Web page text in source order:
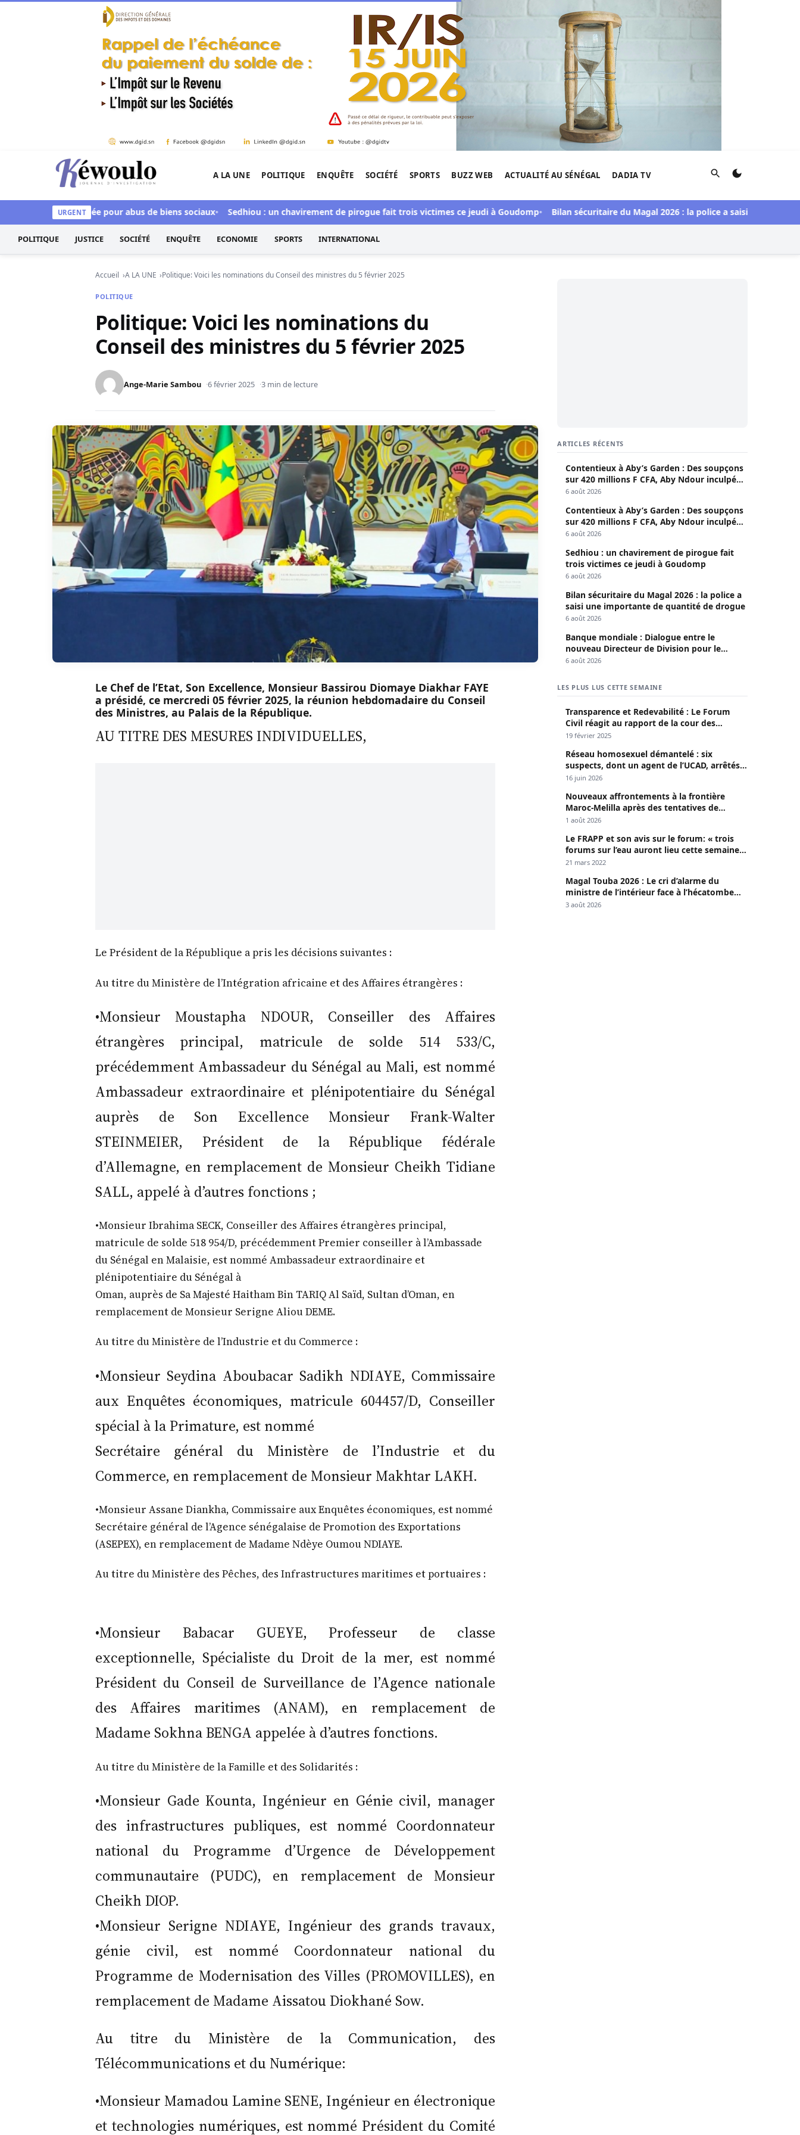
Aller au contenu
Kéwoulo, le premier site d'information et d'investigation de l'Afrique.
A LA UNE POLITIQUE ENQUÊTE SOCIÉTÉ SPORTS BUZZ WEB ACTUALITÉ AU SÉNÉGAL DADIA TV Rechercher
URGENT
Ndour inculpée pour abus de biens sociaux Sedhiou : un chavirement de pirogue fait trois victimes ce jeudi à Goudomp Bilan sécuritaire du Magal 2026 : la police a saisi une importante
POLITIQUE JUSTICE SOCIÉTÉ ENQUÊTE ECONOMIE SPORTS INTERNATIONAL
Accueil A LA UNE Politique: Voici les nominations du Conseil des ministres du 5 février 2025
POLITIQUE
Politique: Voici les nominations du
Conseil des ministres du 5 février 2025
Ange-Marie Sambou 6 février 2025 3 min de lecture
Le Chef de l’Etat, Son Excellence, Monsieur Bassirou Diomaye Diakhar FAYE
a présidé, ce mercredi 05 février 2025, la réunion hebdomadaire du Conseil
des Ministres, au Palais de la République.
AU TITRE DES MESURES INDIVIDUELLES,
Le Président de la République a pris les décisions suivantes :
Au titre du Ministère de l’Intégration africaine et des Affaires étrangères :
•Monsieur Moustapha NDOUR, Conseiller des Affaires
étrangères principal, matricule de solde 514 533/C,
précédemment Ambassadeur du Sénégal au Mali, est nommé
Ambassadeur extraordinaire et plénipotentiaire du Sénégal
auprès de Son Excellence Monsieur Frank-Walter
STEINMEIER, Président de la République fédérale
d’Allemagne, en remplacement de Monsieur Cheikh Tidiane
SALL, appelé à d’autres fonctions ;
•Monsieur Ibrahima SECK, Conseiller des Affaires étrangères principal,
matricule de solde 518 954/D, précédemment Premier conseiller à l’Ambassade
du Sénégal en Malaisie, est nommé Ambassadeur extraordinaire et
plénipotentiaire du Sénégal à
Oman, auprès de Sa Majesté Haitham Bin TARIQ Al Saïd, Sultan d’Oman, en
remplacement de Monsieur Serigne Aliou DEME.
Au titre du Ministère de l’Industrie et du Commerce :
•Monsieur Seydina Aboubacar Sadikh NDIAYE, Commissaire
aux Enquêtes économiques, matricule 604457/D, Conseiller
spécial à la Primature, est nommé
Secrétaire général du Ministère de l’Industrie et du
Commerce, en remplacement de Monsieur Makhtar LAKH.
•Monsieur Assane Diankha, Commissaire aux Enquêtes économiques, est nommé
Secrétaire général de l’Agence sénégalaise de Promotion des Exportations
(ASEPEX), en remplacement de Madame Ndèye Oumou NDIAYE.
Au titre du Ministère des Pêches, des Infrastructures maritimes et portuaires :
•Monsieur Babacar GUEYE, Professeur de classe
exceptionnelle, Spécialiste du Droit de la mer, est nommé
Président du Conseil de Surveillance de l’Agence nationale
des Affaires maritimes (ANAM), en remplacement de
Madame Sokhna BENGA appelée à d’autres fonctions.
Au titre du Ministère de la Famille et des Solidarités :
•Monsieur Gade Kounta, Ingénieur en Génie civil, manager
des infrastructures publiques, est nommé Coordonnateur
national du Programme d’Urgence de Développement
communautaire (PUDC), en remplacement de Monsieur
Cheikh DIOP.
•Monsieur Serigne NDIAYE, Ingénieur des grands travaux,
génie civil, est nommé Coordonnateur national du
Programme de Modernisation des Villes (PROMOVILLES), en
remplacement de Madame Aissatou Diokhané Sow.
Au titre du Ministère de la Communication, des
Télécommunications et du Numérique:
•Monsieur Mamadou Lamine SENE, Ingénieur en électronique
et technologies numériques, est nommé Président du Comité
ARTICLES RÉCENTS
Contentieux à Aby’s Garden : Des soupçons
sur 420 millions F CFA, Aby Ndour inculpée
pour abus de biens sociaux
6 août 2026
Contentieux à Aby’s Garden : Des soupçons
sur 420 millions F CFA, Aby Ndour inculpée
pour abus de biens sociaux
6 août 2026
Sedhiou : un chavirement de pirogue fait
trois victimes ce jeudi à Goudomp
6 août 2026
Bilan sécuritaire du Magal 2026 : la police a
saisi une importante de quantité de drogue
6 août 2026
Banque mondiale : Dialogue entre le
nouveau Directeur de Division pour le
Sénégal et le Pr. Diomaye
6 août 2026
LES PLUS LUS CETTE SEMAINE
Transparence et Redevabilité : Le Forum
Civil réagit au rapport de la cour des
comptes
19 février 2025
Réseau homosexuel démantelé : six
suspects, dont un agent de l’UCAD, arrêtés à
Keur Massar ; l’un avoue avoir propagé le
16 juin 2026
Nouveaux affrontements à la frontière
Maroc-Melilla après des tentatives de
passage
1 août 2026
Le FRAPP et son avis sur le forum: « trois
forums sur l’eau auront lieu cette semaine à
Dakar »
21 mars 2022
Magal Touba 2026 : Le cri d’alarme du
ministre de l’intérieur face à l’hécatombe
routière
3 août 2026